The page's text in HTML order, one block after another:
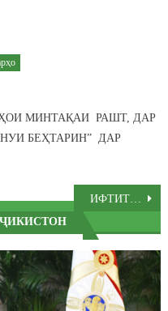
МИНТАҚАИ РАШТ, ДАР
БЕҲТАРИН” ДАР
ИФТИТОҲИ ИНШООТҲОИ НАВ ДАР НОҲИЯИ РАШТ